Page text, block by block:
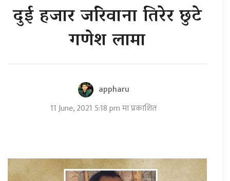
दुई हजार जरिवाना तिरेर छुटे
गणेश लामा
appharu
11 June, 2021 5:18 pm मा प्रकाशित